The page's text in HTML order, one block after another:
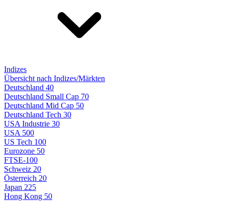
Indizes
Übersicht nach Indizes/Märkten
Deutschland 40
Deutschland Small Cap 70
Deutschland Mid Cap 50
Deutschland Tech 30
USA Industrie 30
USA 500
US Tech 100
Eurozone 50
FTSE-100
Schweiz 20
Österreich 20
Japan 225
Hong Kong 50